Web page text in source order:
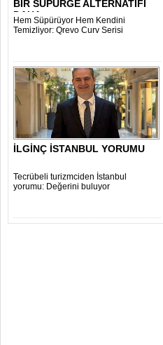
BİR SÜPÜRGE ALTERNATİFİ
DAHA..
Hem Süpürüyor Hem Kendini
Temizliyor: Qrevo Curv Serisi
İLGİNÇ İSTANBUL YORUMU
Tecrübeli turizmciden İstanbul
yorumu: Değerini buluyor